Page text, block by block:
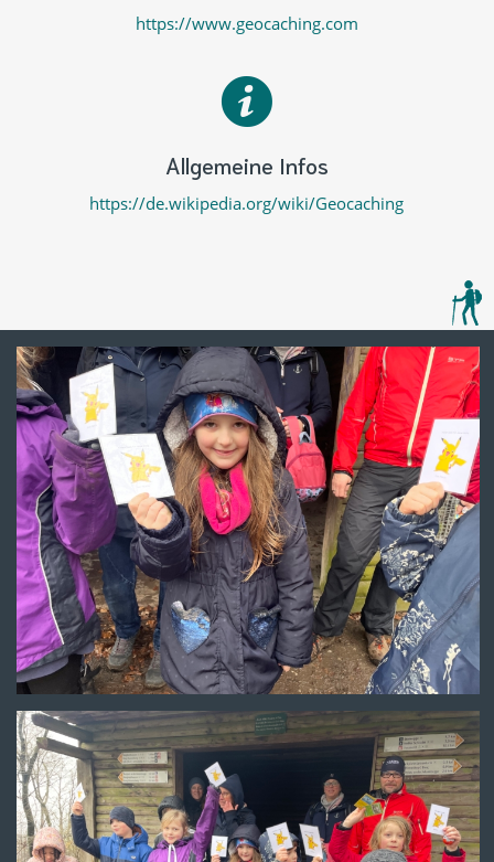
https://www.geocaching.com
Allgemeine Infos
https://de.wikipedia.org/wiki/Geocaching